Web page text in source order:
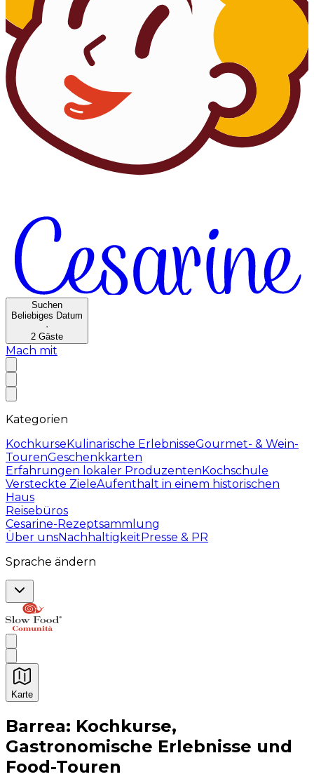
Suchen
Beliebiges Datum
·
2 Gäste
Mach mit
Kategorien
KochkurseKulinarische ErlebnisseGourmet- & Wein-
TourenGeschenkkarten
Erfahrungen lokaler ProduzentenKochschule
Versteckte ZieleAufenthalt in einem historischen
Haus
Reisebüros
Cesarine-Rezeptsammlung
Über unsNachhaltigkeitPresse & PR
Sprache ändern
Karte
Unvergessliche kulinarische Erlebnisse:
Barrea: Kochkurse,
Gastronomische Erlebnisse und
Food-Touren